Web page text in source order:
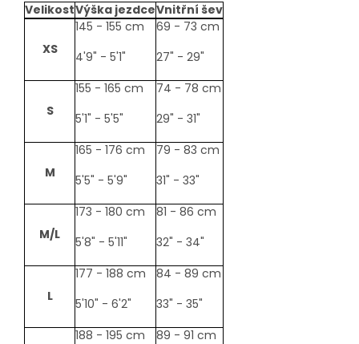
size-
VelikostVýška jezdceVnitřní šev
XS
145 - 155 cm
4'9" - 5'1"
69 - 73 cm
27" - 29"
S
155 - 165 cm
5'1" - 5'5"
74 - 78 cm
29" - 31"
M
165 - 176 cm
5'5" - 5'9"
79 - 83 cm
31" - 33"
M/L
173 - 180 cm
5'8" - 5'11"
81 - 86 cm
32" - 34"
L
177 - 188 cm
5'10" - 6'2"
84 - 89 cm
33" - 35"
188 - 195 cm
89 - 91 cm